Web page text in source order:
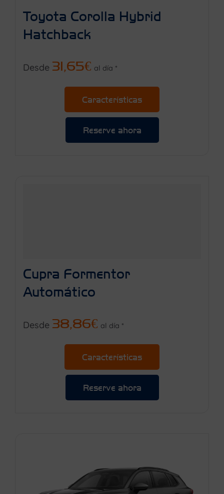
Toyota Corolla Hybrid
Hatchback
Desde 31,65€ al día *
Características
Reserve ahora
Cupra Formentor
Automático
Desde 38,86€ al día *
Características
Reserve ahora